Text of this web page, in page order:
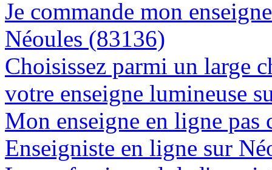
Je commande mon
Néoules (83136)
Choisissez parmi un large
votre enseigne lumineuse
Mon enseigne en ligne pas
Enseigniste en ligne sur